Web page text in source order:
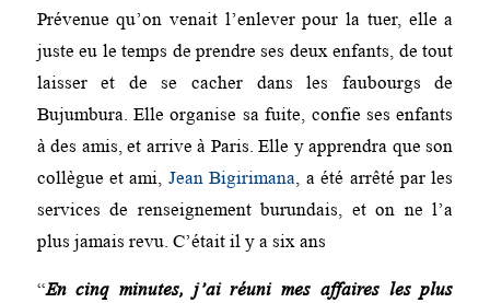
Prévenue qu’on venait l’enlever pour la tuer, elle a
juste eu le temps de prendre ses deux enfants, de tout
laisser et de se cacher dans les faubourgs de
Bujumbura. Elle organise sa fuite, confie ses enfants
à des amis, et arrive à Paris. Elle y apprendra que son
collègue et ami, Jean Bigirimana, a été arrêté par les
services de renseignement burundais, et on ne l’a
plus jamais revu. C’était il y a six ans
“En cinq minutes, j’ai réuni mes affaires les plus